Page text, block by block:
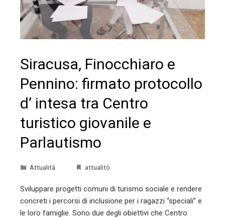
Siracusa, Finocchiaro e
Pennino: firmato protocollo
d’ intesa tra Centro
turistico giovanile e
Parlautismo
Attualità attualitò
Sviluppare progetti comuni di turismo sociale e rendere
concreti i percorsi di inclusione per i ragazzi “speciali” e
le loro famiglie. Sono due degli obiettivi che Centro